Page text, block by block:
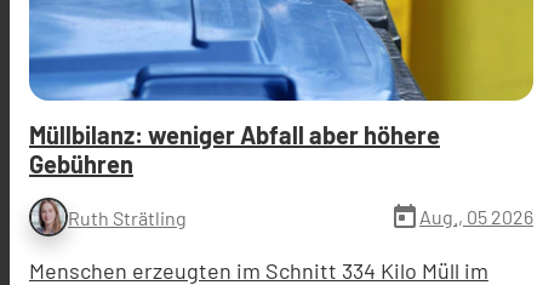
Müllbilanz: weniger Abfall aber höhere
Gebühren
Ruth Strätling today Aug., 05 2026
Menschen erzeugten im Schnitt 334 Kilo Müll im